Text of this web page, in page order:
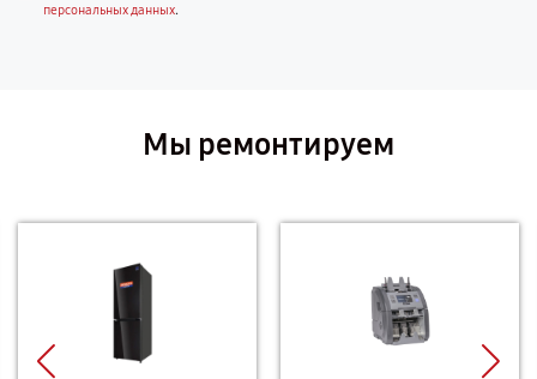
персональных данных.
Мы ремонтируем